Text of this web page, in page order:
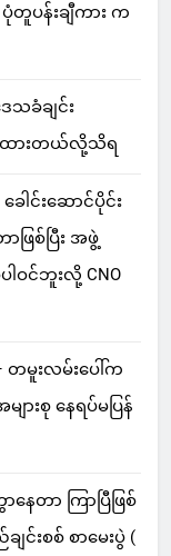
ပုံတူပန်းချီကား က
ခံချင်း
းထားတယ်လို့သိရ
ါင်းဆောင်ပိုင်း
ြစ်ပြီး အဖွဲ့
ဝင်ဘူးလို့ CNO
တမူးလမ်းပေါ်က
ားစု နေရပ်မပြန်
နေတာ ကြာပြီဖြစ်
စစ် စာမေးပွဲ (